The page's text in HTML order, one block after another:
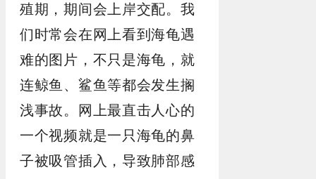
殖期，期间会上岸交配。我
们时常会在网上看到海龟遇
难的图片，不只是海龟，就
连鲸鱼、鲨鱼等都会发生搁
浅事故。网上最直击人心的
一个视频就是一只海龟的鼻
子被吸管插入，导致肺部感